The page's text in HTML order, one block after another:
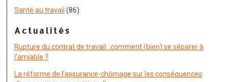
Santé au travail (86)
Actualités
Rupture du contrat de travail : comment (bien) se séparer à
l’amiable ?
La réforme de l’assurance-chômage sur les conséquences